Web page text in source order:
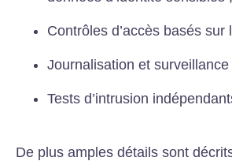
Contrôles d’accès basés sur
Journalisation et surveillance
Tests d’intrusion
De plus amples détails sont